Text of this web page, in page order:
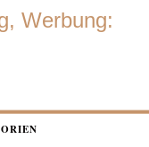
Werbung: